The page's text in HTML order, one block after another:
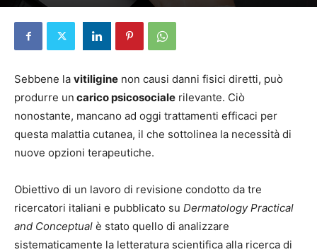
Di Elena D'Alessandri - 17 Giugno 2024
Sebbene la vitiligine non causi danni fisici diretti, può
produrre un carico psicosociale rilevante. Ciò
nonostante, mancano ad oggi trattamenti efficaci per
questa malattia cutanea, il che sottolinea la necessità di
nuove opzioni terapeutiche.
Obiettivo di un lavoro di revisione condotto da tre
ricercatori italiani e pubblicato su Dermatology Practical
and Conceptual è stato quello di analizzare
sistematicamente la letteratura scientifica alla ricerca di